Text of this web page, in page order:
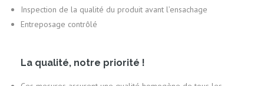
Inspection de la qualité du produit avant l’ensachage
Entreposage contrôlé
La qualité, notre priorité !